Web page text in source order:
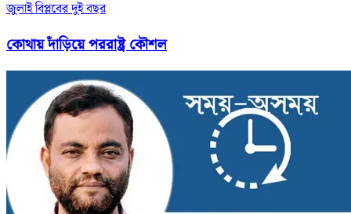
জুলাই বিপ্লবের দুই বছর
কোথায় দাঁড়িয়ে পররাষ্ট্র কৌশল